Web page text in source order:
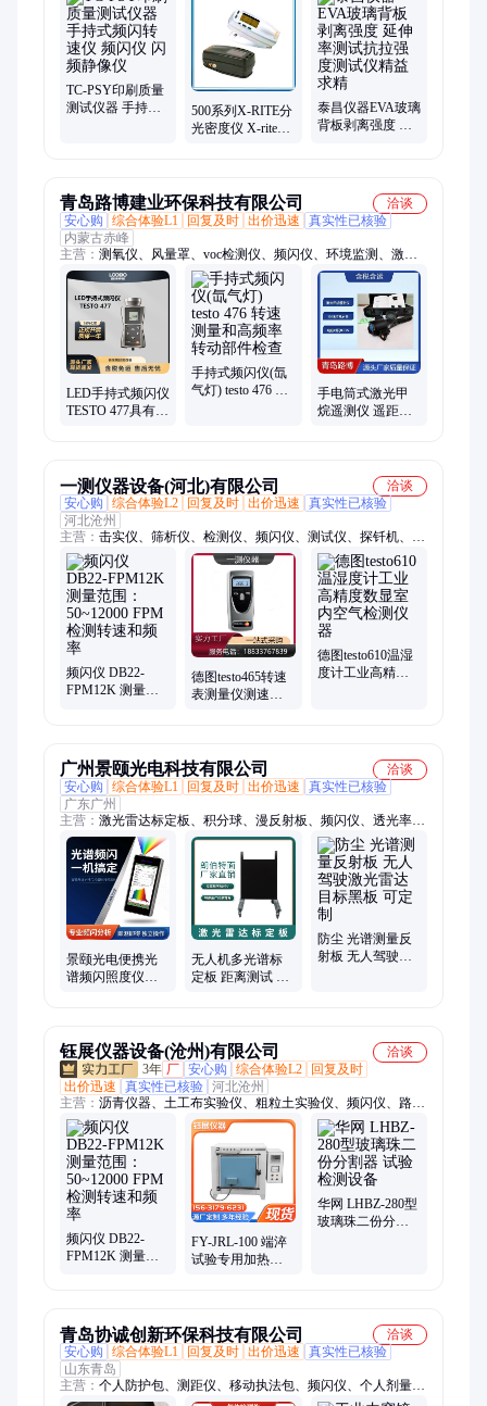
能试验机、摩擦系数仪、跌落试验机、热封试验仪、柔软度仪、
密封试验西、环形初粘测试仪、探针初粘测试仪、恒温恒湿箱、
高低温试验机、恒温持粘测试仪、干燥箱、撕裂度仪、抄片机、
全自动抄片机、瓦力打浆机
TC-PSY印刷质量
测试仪器 手持式
500系列X-RITE分
光密度仪 X-rite
泰昌仪器EVA玻璃
背板剥离强度 延
青岛路博建业环保科技有限公司
洽谈
安心购
综合体验L1 回复及时 出价迅速
真实性已核验
内蒙古赤峰
主营： 测氧仪、风量罩、voc检测仪、频闪仪、环境监测、激光
粉尘、顶空分析仪、氨氮分析仪、油烟检测仪、大气采样器、皂
膜流量计、水质检测仪、水质采样器、气体检测仪、气体采样
器、烟气分析仪、toc分析仪器、水质测量仪、明渠流量计、甲醛
检测仪、油烟快检仪、汞蒸气检测仪、汞蒸汽检测仪、在线水质
分析仪、手持式苯检测仪、生物发光光度计
LED手持式频闪仪
TESTO 477具有
手持式频闪仪(氙
气灯) testo 476 转
手电筒式激光甲
烷遥测仪 遥距仪
一测仪器设备(河北)有限公司
洽谈
安心购
综合体验L2 回复及时 出价迅速
真实性已核验
河北沧州
主营： 击实仪、筛析仪、检测仪、频闪仪、测试仪、探钎机、集
装箱、试验机、测定仪、试验仪、阻力仪、振摆仪、大于40cm、
uv紫外线、防水材料、水泥浆体、石材耐磨、电线电缆、塑料哑
铃、水泥标准、砖石水泥、狄法尔磨、电动脱模、稳定度仪、压
力泌水、胶砂流动
频闪仪 DB22-
FPM12K 测量范
德图testo465转速
表测量仪测速仪
德图testo610温湿
度计工业高精度
广州景颐光电科技有限公司
洽谈
安心购
综合体验L1 回复及时 出价迅速
真实性已核验
广东广州
主营： 激光雷达标定板、积分球、漫反射板、频闪仪、透光率检
测仪、反射率检测仪、光纤光谱仪、光斑分析仪、膜厚测量仪、
荧光量子效率检测仪、膜厚仪
景颐光电便携光
谱频闪照度仪蓝
无人机多光谱标
定板 距离测试 激
防尘 光谱测量反
射板 无人驾驶激
钰展仪器设备(沧州)有限公司
洽谈
3年 厂 安心购 综合体验L2
回复及时
出价迅速
真实性已核验 河北沧州
主营： 沥青仪器、土工布实验仪、粗粒土实验仪、频闪仪、路强
仪、固结仪、鼓风干燥箱、砂浆抗渗仪、水泥检测仪、压力试验
机、抗折抗压一体机、管材检测仪、防水卷材检测仪、门窗性能
检测、保温性能检测、搅拌机、标准养护室、养护箱、恒温溢流
水箱、振实台、实验夹具、实验室仪器、胀破强度试验
频闪仪 DB22-
FPM12K 测量范
FY-JRL-100 端淬
试验专用加热炉
华网 LHBZ-280型
玻璃珠二份分割
青岛协诚创新环保科技有限公司
洽谈
安心购
综合体验L1 回复及时 出价迅速
真实性已核验
山东青岛
主营： 个人防护包、测距仪、移动执法包、频闪仪、个人剂量报